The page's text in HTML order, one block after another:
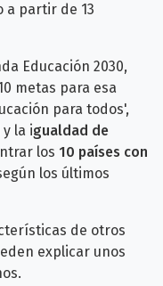
a partir de 13
Educación 2030,
metas para esa
para todos',
y la igualdad de
los 10 países con
los últimos
de otros
explicar unos